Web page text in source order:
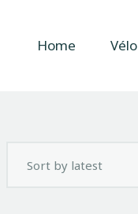
Home Vélo
Actualités